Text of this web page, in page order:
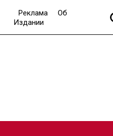
Реклама
Об
Издании